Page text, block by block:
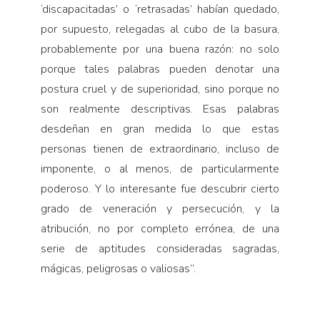
‘discapacitadas’ o ‘retrasadas’ habían quedado,
por supuesto, relegadas al cubo de la basura,
probablemente por una buena razón: no solo
porque tales palabras pueden denotar una
postura cruel y de superioridad, sino porque no
son realmente descriptivas. Esas palabras
desdeñan en gran medida lo que estas
personas tienen de extraordinario, incluso de
imponente, o al menos, de particularmente
poderoso. Y lo interesante fue descubrir cierto
grado de veneración y persecución, y la
atribución, no por completo errónea, de una
serie de aptitudes consideradas sagradas,
mágicas, peligrosas o valiosas”.